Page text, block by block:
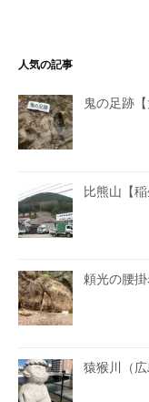
人気の記事
鬼の足跡
比熊山【
頼光の腰
猿猴川（広